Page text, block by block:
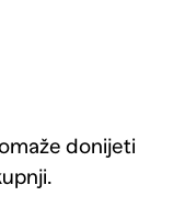
donijeti